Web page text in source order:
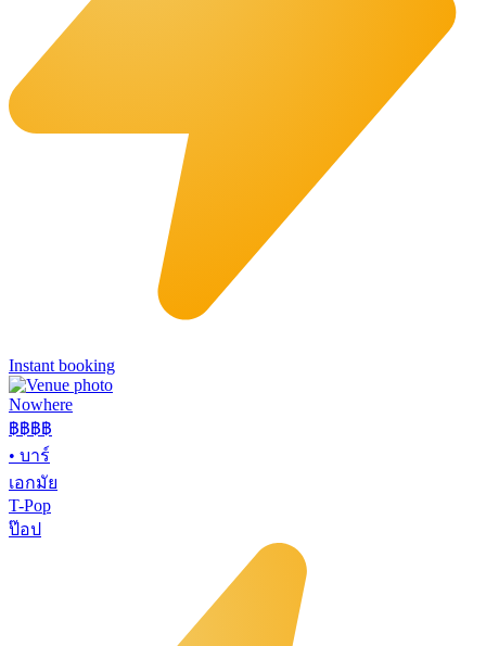
Instant booking
Nowhere
฿฿฿฿
• บาร์
เอกมัย
T-Pop
ป๊อป